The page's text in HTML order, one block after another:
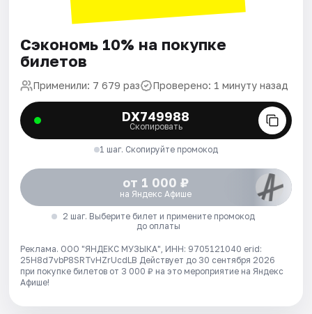
Сэкономь 10% на покупке
билетов
Применили: 7 679 раз Проверено: 1 минуту назад
DX749988
Скопировать
1 шаг. Скопируйте промокод
от 1 000 ₽
на Яндекс Афише
2 шаг. Выберите билет и примените промокод
до оплаты
Реклама. ООО "ЯНДЕКС МУЗЫКА", ИНН: 9705121040 erid:
25H8d7vbP8SRTvHZrUcdLB Действует до 30 сентября 2026
при покупке билетов от 3 000 ₽ на это мероприятие на Яндекс
Афише!